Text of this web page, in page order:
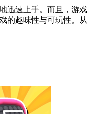
迅速上手。而且，游戏
的趣味性与可玩性。从